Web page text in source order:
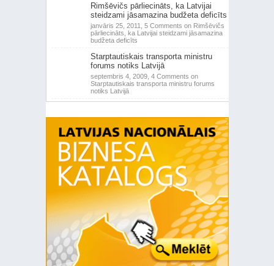
Rimšēvičs pārliecināts, ka Latvijai
steidzami jāsamazina budžeta deficīts
janvāris 25, 2011, 5 Comments on Rimšēvičs
pārliecināts, ka Latvijai steidzami jāsamazina
budžeta deficīts
Starptautiskais transporta ministru
forums notiks Latvijā
septembris 4, 2009, 4 Comments on
Starptautiskais transporta ministru forums
notiks Latvijā